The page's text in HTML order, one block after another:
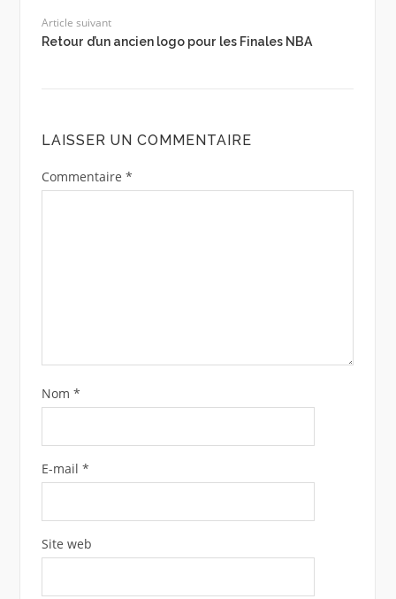
Article suivant
Retour d’un ancien logo pour les Finales NBA
LAISSER UN COMMENTAIRE
Commentaire *
Nom *
E-mail *
Site web